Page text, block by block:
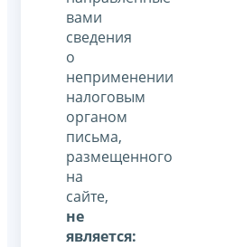
вами
сведения
о
неприменении
налоговым
органом
письма,
размещенного
на
сайте,
не
является: